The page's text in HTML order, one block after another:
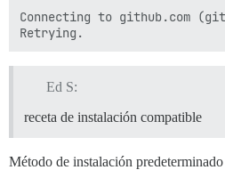
Connecting to github.com
Ed S:
receta de instalación compatible
Método de instalación predeterminado